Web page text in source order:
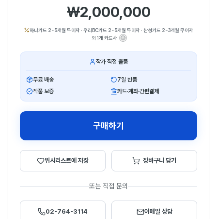
₩2,000,000
하나카드 2~5개월 무이자· 우리BC카드 2~5개월 무이자· 삼성카드 2~3개월 무이자
외 1개 카드사
작가 직접 출품
무료 배송
7일 반품
작품 보증
카드·계좌·간편결제
구매하기
위시리스트에 저장 장바구니 담기
또는 직접 문의
02-764-3114 이메일 상담